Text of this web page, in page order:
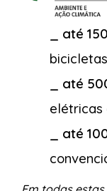
_ até
_ até
elétricas
_ até